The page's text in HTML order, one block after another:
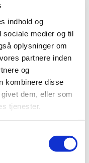
indhold og
sociale medier og til
oplysninger om
partnere inden
og
kombinere disse
dem, eller som
tjenester.